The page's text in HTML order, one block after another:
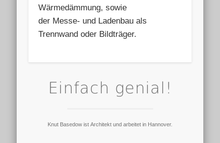
Wärmedämmung, sowie
der Messe- und Ladenbau als
Trennwand oder Bildträger.
Einfach genial!
Knut Basedow ist Architekt und arbeitet in Hannover.